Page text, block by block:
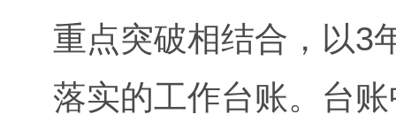
重点突破相结合，以3
落实的工作台账。台